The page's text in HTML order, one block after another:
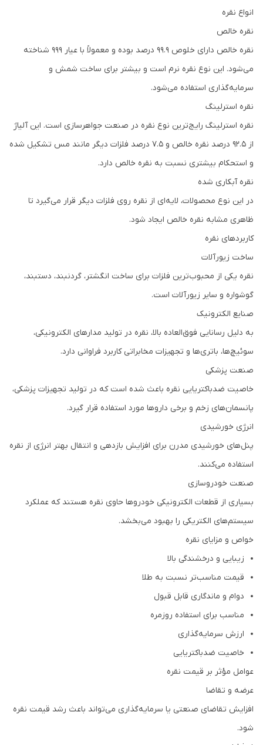
انواع نقره
نقره خالص
نقره خالص دارای خلوص 99.9 درصد بوده و معمولاً با عیار 999 شناخته
می‌شود. این نوع نقره نرم است و بیشتر برای ساخت شمش و
سرمایه‌گذاری استفاده می‌شود.
نقره استرلینگ
نقره استرلینگ رایج‌ترین نوع نقره در صنعت جواهرسازی است. این آلیاژ
از 92.5 درصد نقره خالص و 7.5 درصد فلزات دیگر مانند مس تشکیل شده
و استحکام بیشتری نسبت به نقره خالص دارد.
نقره آبکاری شده
در این نوع محصولات، لایه‌ای از نقره روی فلزات دیگر قرار می‌گیرد تا
ظاهری مشابه نقره خالص ایجاد شود.
کاربردهای نقره
ساخت زیورآلات
نقره یکی از محبوب‌ترین فلزات برای ساخت انگشتر، گردنبند، دستبند،
گوشواره و سایر زیورآلات است.
صنایع الکترونیک
به دلیل رسانایی فوق‌العاده بالا، نقره در تولید مدارهای الکترونیکی،
سوئیچ‌ها، باتری‌ها و تجهیزات مخابراتی کاربرد فراوانی دارد.
صنعت پزشکی
خاصیت ضدباکتریایی نقره باعث شده است که در تولید تجهیزات پزشکی،
پانسمان‌های زخم و برخی داروها مورد استفاده قرار گیرد.
انرژی خورشیدی
پنل‌های خورشیدی مدرن برای افزایش بازدهی و انتقال بهتر انرژی از نقره
استفاده می‌کنند.
صنعت خودروسازی
بسیاری از قطعات الکترونیکی خودروها حاوی نقره هستند که عملکرد
سیستم‌های الکتریکی را بهبود می‌بخشد.
خواص و مزایای نقره
زیبایی و درخشندگی بالا
قیمت مناسب‌تر نسبت به طلا
دوام و ماندگاری قابل قبول
مناسب برای استفاده روزمره
ارزش سرمایه‌گذاری
خاصیت ضدباکتریایی
عوامل مؤثر بر قیمت نقره
عرضه و تقاضا
افزایش تقاضای صنعتی یا سرمایه‌گذاری می‌تواند باعث رشد قیمت نقره
شود.